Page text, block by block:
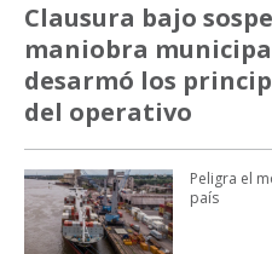
Clausura bajo
maniobra
desarmó los
del operativo
Peligra el
país